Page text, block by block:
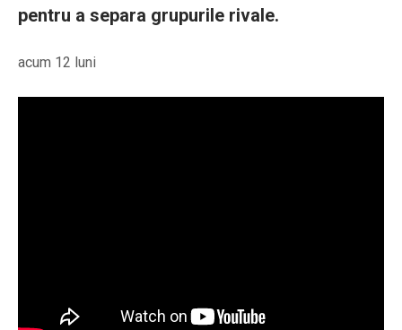
pentru a separa grupurile rivale.
acum 12 luni